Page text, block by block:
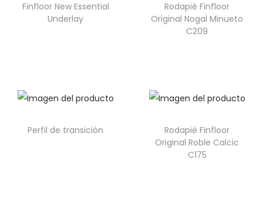
Finfloor New Essential
Underlay
Rodapié Finfloor
Original Nogal Minueto
C209
Perfil de transición
Rodapié Finfloor
Original Roble Calcic
C175